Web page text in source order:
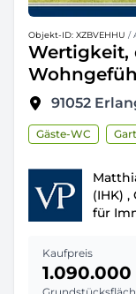
Objekt-ID: XZBVEHHU /
Wertigkeit,
91052
Gäste-WC
(IHK)
für
Kaufpreis